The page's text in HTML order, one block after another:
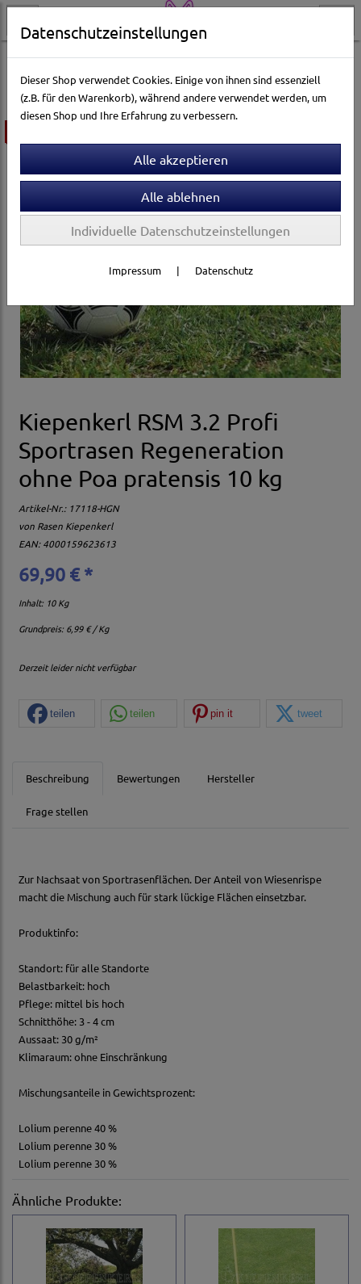
Gartenwelt Rasensamen RSM Regel-Saatgut-Mischung
Kiepenkerl RSM 3.2 Profi
Sportrasen Regeneration
ohne Poa pratensis 10 kg
Artikel-Nr.: 17118-HGN
von Rasen Kiepenkerl
EAN: 4000159623613
69,90 € *
Inhalt: 10 Kg
Grundpreis: 6,99 € / Kg
Derzeit leider nicht verfügbar
teilen teilen pin it tweet
Beschreibung Bewertungen Hersteller
Frage stellen
Zur Nachsaat von Sportrasenflächen. Der Anteil von Wiesenrispe
macht die Mischung auch für stark lückige Flächen einsetzbar.
Produktinfo:
Standort: für alle Standorte
Belastbarkeit: hoch
Pflege: mittel bis hoch
Schnitthöhe: 3 - 4 cm
Aussaat: 30 g/m²
Klimaraum: ohne Einschränkung
Mischungsanteile in Gewichtsprozent:
Lolium perenne 40 %
Lolium perenne 30 %
Lolium perenne 30 %
Ähnliche Produkte:
Datenschutzeinstellungen
Dieser Shop verwendet Cookies. Einige von ihnen sind essenziell
(z.B. für den Warenkorb), während andere verwendet werden, um
diesen Shop und Ihre Erfahrung zu verbessern.
Individuelle Datenschutzeinstellungen
Impressum | Datenschutz